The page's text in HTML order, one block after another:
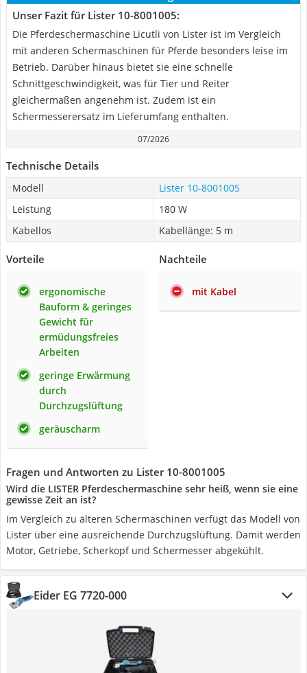
Unser Fazit für Lister 10-8001005:
Die Pferdeschermaschine Licutli von Lister ist im Vergleich
mit anderen Schermaschinen für Pferde besonders leise im
Betrieb. Darüber hinaus bietet sie eine schnelle
Schnittgeschwindigkeit, was für Tier und Reiter
gleichermaßen angenehm ist. Zudem ist ein
Schermesserersatz im Lieferumfang enthalten.
07/2026
Technische Details
Modell
Lister 10-8001005
Leistung
180 W
Kabellos
Kabellänge: 5 m
Vorteile
ergonomische
Bauform & geringes
Gewicht für
ermüdungsfreies
Arbeiten
geringe Erwärmung
durch
Durchzugslüftung
geräuscharm
Nachteile
mit Kabel
Fragen und Antworten zu Lister 10-8001005
Wird die LISTER Pferdeschermaschine sehr heiß, wenn sie eine
gewisse Zeit an ist?
Im Vergleich zu älteren Schermaschinen verfügt das Modell von
Lister über eine ausreichende Durchzugslüftung. Damit werden
Motor, Getriebe, Scherkopf und Schermesser abgekühlt.
Eider EG 7720-000